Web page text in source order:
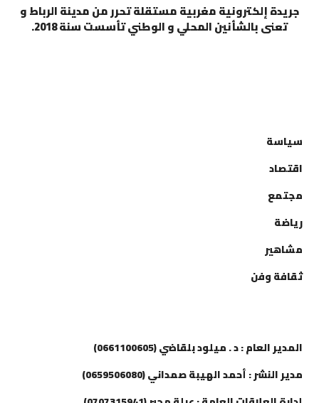
جريدة إلكترونية مغربية مستقلة تحرر من مدينة الرباط و
تعنى بالشأنين المحلي و الوطني تأسست سنة 2018.
سياسة
اقتصاد
مجتمع
رياضة
مشاهير
ثقافة وفن
المدير العام : د . ميلود بلقاضي (0661100605)
مدير النشر : أحمد الهيبة صمداني (0659506080)